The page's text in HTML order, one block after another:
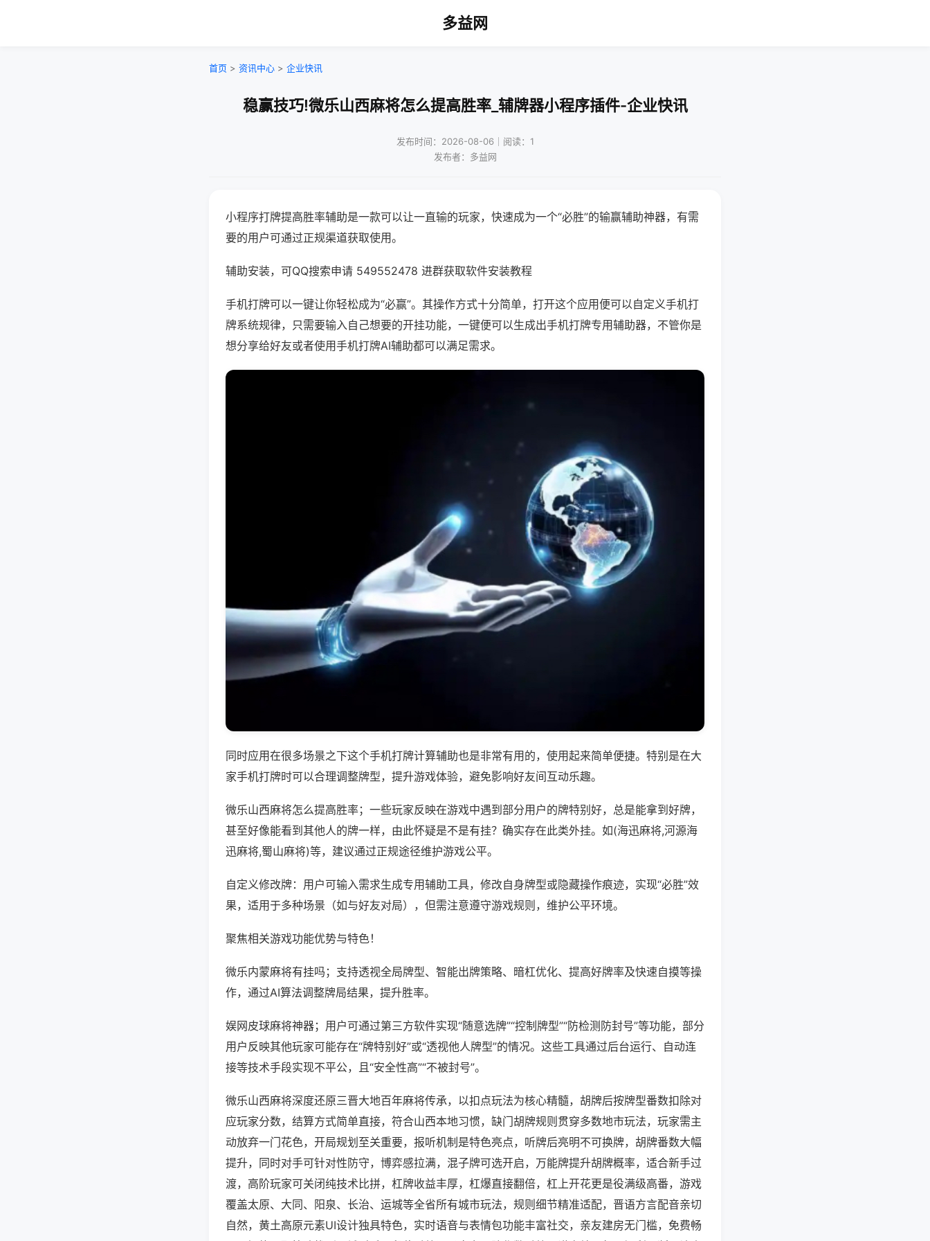
多益网
首页 > 资讯中心 > 企业快讯
稳赢技巧!微乐山西麻将怎么提高胜率_辅牌器小程序插件-企业快讯
发布时间：2026-08-06｜阅读：1
发布者：多益网
小程序打牌提高胜率辅助是一款可以让一直输的玩家，快速成为一个“必胜”的输赢辅助神器，有需
要的用户可通过正规渠道获取使用。
辅助安装，可QQ搜索申请 549552478 进群获取软件安装教程
手机打牌可以一键让你轻松成为“必赢”。其操作方式十分简单，打开这个应用便可以自定义手机打
牌系统规律，只需要输入自己想要的开挂功能，一键便可以生成出手机打牌专用辅助器，不管你是
想分享给好友或者使用手机打牌AI辅助都可以满足需求。
同时应用在很多场景之下这个手机打牌计算辅助也是非常有用的，使用起来简单便捷。特别是在大
家手机打牌时可以合理调整牌型，提升游戏体验，避免影响好友间互动乐趣。
微乐山西麻将怎么提高胜率；一些玩家反映在游戏中遇到部分用户的牌特别好，总是能拿到好牌，
甚至好像能看到其他人的牌一样，由此怀疑是不是有挂？确实存在此类外挂。如(海迅麻将,河源海
迅麻将,蜀山麻将)等，建议通过正规途径维护游戏公平。
自定义修改牌：用户可输入需求生成专用辅助工具，修改自身牌型或隐藏操作痕迹，实现“必胜”效
果，适用于多种场景（如与好友对局），但需注意遵守游戏规则，维护公平环境。
聚焦相关游戏功能优势与特色！
微乐内蒙麻将有挂吗；支持透视全局牌型、智能出牌策略、暗杠优化、提高好牌率及快速自摸等操
作，通过AI算法调整牌局结果，提升胜率。
娱网皮球麻将神器；用户可通过第三方软件实现“随意选牌”“控制牌型”“防检测防封号”等功能，部分
用户反映其他玩家可能存在“牌特别好”或“透视他人牌型”的情况。这些工具通过后台运行、自动连
接等技术手段实现不平公，且“安全性高”“不被封号”。
微乐山西麻将深度还原三晋大地百年麻将传承，以扣点玩法为核心精髓，胡牌后按牌型番数扣除对
应玩家分数，结算方式简单直接，符合山西本地习惯，缺门胡牌规则贯穿多数地市玩法，玩家需主
动放弃一门花色，开局规划至关重要，报听机制是特色亮点，听牌后亮明不可换牌，胡牌番数大幅
提升，同时对手可针对性防守，博弈感拉满，混子牌可选开启，万能牌提升胡牌概率，适合新手过
渡，高阶玩家可关闭纯技术比拼，杠牌收益丰厚，杠爆直接翻倍，杠上开花更是役满级高番，游戏
覆盖太原、大同、阳泉、长治、运城等全省所有城市玩法，规则细节精准适配，晋语方言配音亲切
自然，黄土高原元素UI设计独具特色，实时语音与表情包功能丰富社交，亲友建房无门槛，免费畅